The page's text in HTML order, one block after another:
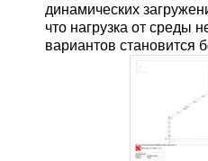
динамических
что нагрузка от среды
вариантов становится